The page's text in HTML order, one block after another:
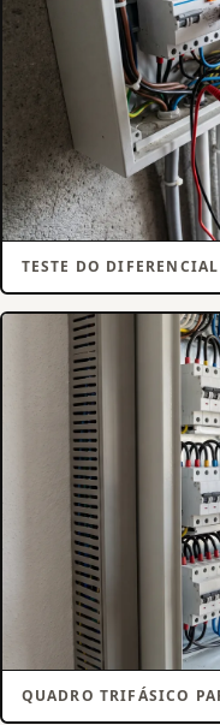
TESTE DO DIFERENCIAL
QUADRO TRIFÁSICO